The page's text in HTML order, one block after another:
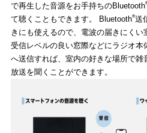
で再生した音源をお手持ちのBluetooth
て聴くこともできます。 Bluetooth®送
きにも使えるので、電波の届きにくい
受信レベルの良い窓際などにラジオ本
へ送信すれば、室内の好きな場所で雑
放送を聞くことができます。